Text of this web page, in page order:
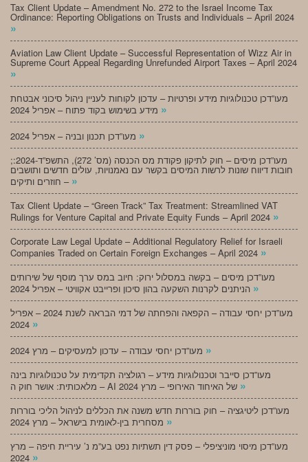
Tax Client Update – Amendment No. 272 to the Israel Income Tax
Ordinance: Reporting Obligations on Trusts and Individuals – April 2024
»
Aviation Law Client Update – Successful Representation of Wizz Air in
Supreme Court Appeal Regarding Unrefunded Airport Taxes – April 2024
»
מעו”דכן טכנולוגיות מידע ופרטיות – עדכון לקוחות לעניין ניהול סיכוני אבטחת
»
»
;מעו”דכן מיסים – חוק לתיקון פקודת מס הכנסה (מס’ 272), התשפ”ד-2024:
חובות דיווח שונות לרשות המיסים בקשר עם נאמנויות, עולים חדשים ותושבים
חוזרים ותיקים – »
Tax Client Update – “Green Track” Tax Treatment: Streamlined VAT
Rulings for Venture Capital and Private Equity Funds – April 2024 »
Corporate Law Legal Update – Additional Regulatory Relief for Israeli
Companies Traded on Certain Foreign Exchanges – April 2024 »
מעו”דכן מיסים – בקשה במסלול ירוק: חיוב במס ערך מוסף של שירותים
»
מעו”דכן יחסי עבודה – הקפאה והפחתה של דמי הבראה לשנת 2024 – אפריל
»
»
מעו”דכן סייבר וטכנולוגיות מידע – רגולציה תקדימית על טכנולוגיות בינה
»
מעו”דכן ליטיגציה – חוק בוררות חדש משנה את הכללים לניהול הליכי בוררות
»
מעו”דכן מיסוי מוניציפלי – פסק דין תשתיות נפט בע”מ נ’ עיריית חיפה – מרץ
»